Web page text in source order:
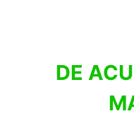
DE